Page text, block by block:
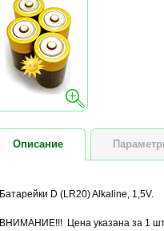
Описание
Батарейки D (LR20) Alkaline, 1,5V.
ВНИМАНИЕ!!! Цена указана за 1